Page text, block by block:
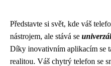
Představte si svět, kde váš
nástrojem, ale stává se
Díky inovativním aplikacím se
realitou. Váš chytrý telefon se